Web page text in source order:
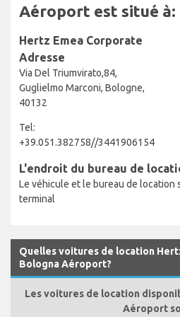
Aéroport est situé à:
Hertz Emea Corporate
Adresse
Via Del Triumvirato,84,
Guglielmo Marconi, Bologne,
40132
Tel:
+39.051.382758//3441906154
L'endroit du bureau de
Le véhicule et le bureau de location
terminal
Quelles voitures de location
Bologna Aéroport?
Les voitures de location
Aéroport